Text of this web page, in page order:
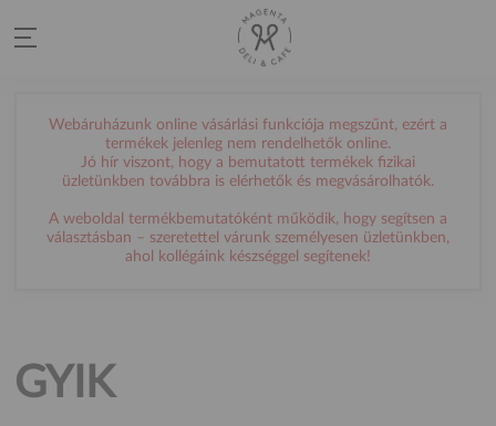
Webáruházunk online vásárlási funkciója megszűnt, ezért a
termékek jelenleg nem rendelhetők online.
Jó hír viszont, hogy a bemutatott termékek fizikai
üzletünkben továbbra is elérhetők és megvásárolhatók.
A weboldal termékbemutatóként működik, hogy segítsen a
választásban – szeretettel várunk személyesen üzletünkben,
ahol kollégáink készséggel segítenek!
GYIK